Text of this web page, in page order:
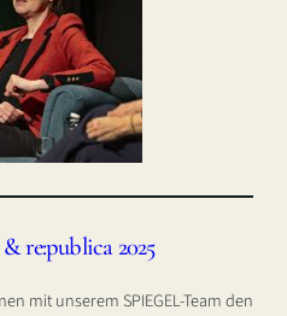
re:publica 2025
mit unserem SPIEGEL-Team den